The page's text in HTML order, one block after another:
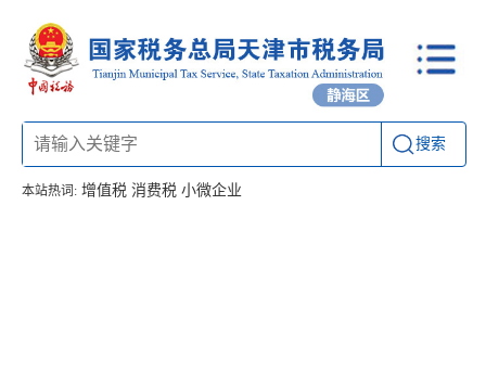
搜索
本站热词: 增值税 消费税 小微企业